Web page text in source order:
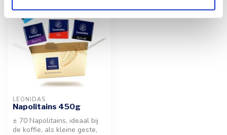
LEONIDAS
Napolitains 450g
± 70 Napolitains, ideaal bij
de koffie, als kleine geste,